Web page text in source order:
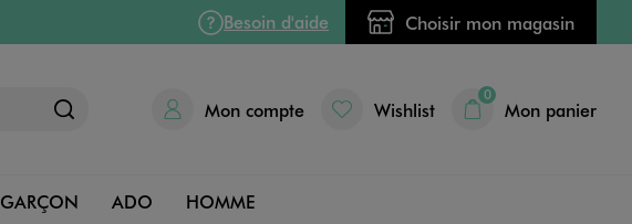
Besoin d'aide Choisir mon magasin
Mon compte Wishlist
0
Mon panier
GARÇON ADO HOMME